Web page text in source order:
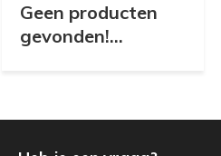
Geen producten
gevonden!...